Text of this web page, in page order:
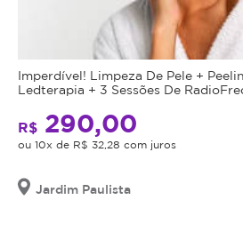
Imperdível! Limpeza De Pele +
Ledterapia + 3 Sessões De
R$ 290,00
ou 10x de R$ 32,28 com juros
Jardim Paulista